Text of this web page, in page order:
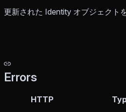
更新された Identity オブジェクト
Errors
HTTP